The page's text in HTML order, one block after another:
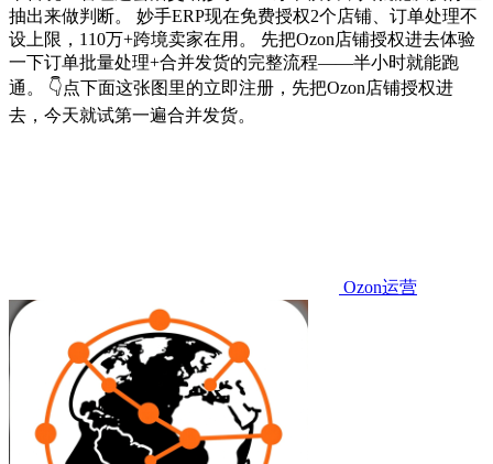
抽出来做判断。 妙手ERP现在免费授权2个店铺、订单处理不
设上限，110万+跨境卖家在用。 先把Ozon店铺授权进去体验
一下订单批量处理+合并发货的完整流程——半小时就能跑
通。 👇点下面这张图里的立即注册，先把Ozon店铺授权进
去，今天就试第一遍合并发货。
Ozon运营